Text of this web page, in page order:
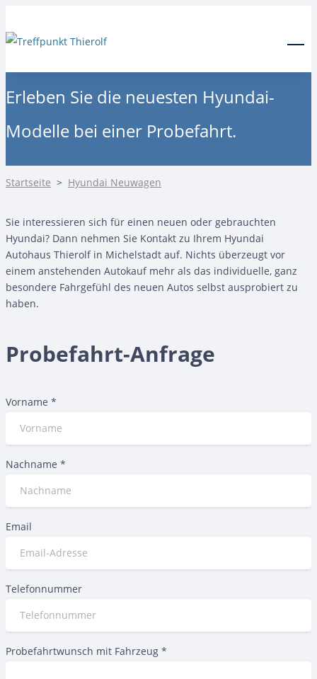
Erleben Sie die neuesten Hyundai-
Modelle bei einer Probefahrt.
Startseite > Hyundai Neuwagen
Sie interessieren sich für einen neuen oder gebrauchten
Hyundai? Dann nehmen Sie Kontakt zu Ihrem Hyundai
Autohaus Thierolf in Michelstadt auf. Nichts überzeugt vor
einem anstehenden Autokauf mehr als das individuelle, ganz
besondere Fahrgefühl des neuen Autos selbst ausprobiert zu
haben.
Probefahrt-Anfrage
Vorname *
Nachname *
Email
Telefonnummer
Probefahrtwunsch mit Fahrzeug *